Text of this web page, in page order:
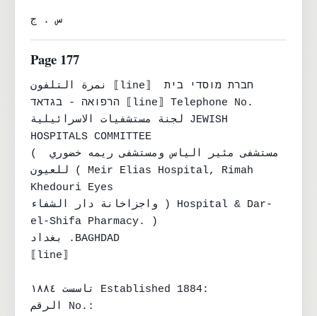
س . ج
Page 177
نمرة التلفون ⟦line⟧ חברת מוסדי בית
הרפואה - בגדאד ⟦line⟧ Telephone No.
لجنة مستشفيات الاسرائيلية JEWISH
HOSPITALS COMMITTEE
( مستشفى مئير الياس ومستشفى ريمه خضوري
للعيون ( Meir Elias Hospital, Rimah
Khedouri Eyes
واجزاخانة دار الشفاء ) Hospital & Dar-
el-Shifa Pharmacy. )
بغداد .BAGHDAD
⟦line⟧
تاسست ١٨٨٤ Established 1884:
الرقم No.: